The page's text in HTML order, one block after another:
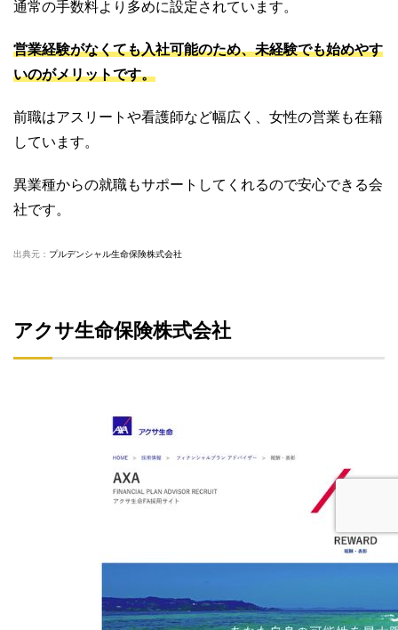
通常の手数料より多めに設定されています。
営業経験がなくても入社可能のため、未経験でも始めやす
いのがメリットです。
前職はアスリートや看護師など幅広く、女性の営業も在籍
しています。
異業種からの就職もサポートしてくれるので安心できる会
社です。
出典元： プルデンシャル生命保険株式会社
アクサ生命保険株式会社